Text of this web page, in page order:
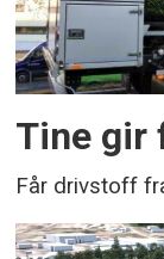
Tine gir
Får drivstoff